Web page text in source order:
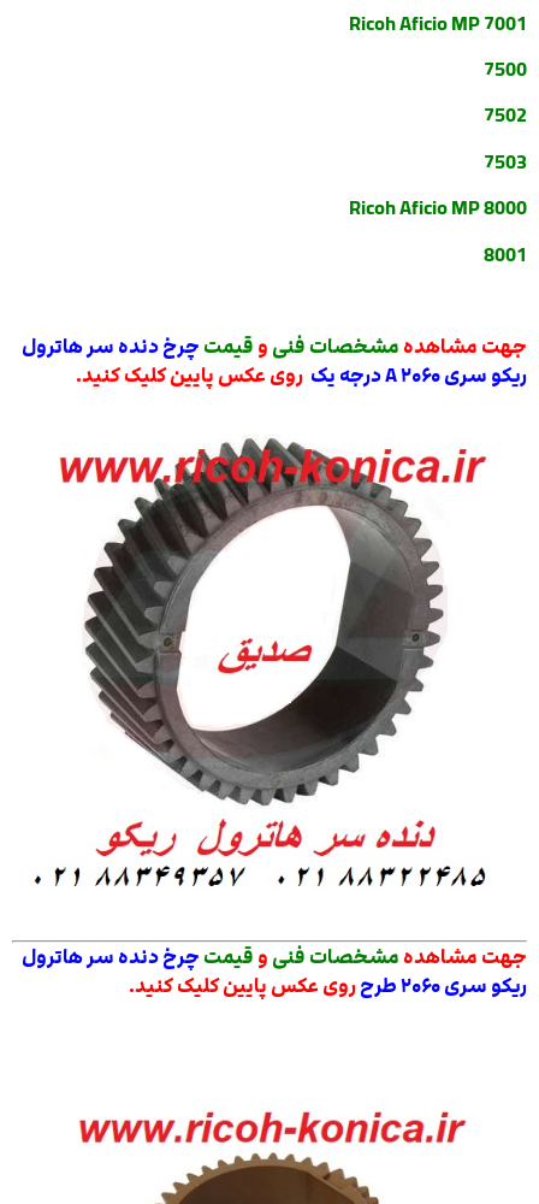
Ricoh Aficio MP 7001
7500
7502
7503
Ricoh Aficio MP 8000
8001
جهت مشاهده مشخصات فنی و قیمت چرخ دنده سر هاترول
ریکو سری ۲۰۶۰
A درجه یک روی عکس پایین کلیک کنید.
جهت مشاهده مشخصات فنی و قیمت چرخ دنده سر هاترول
ریکو سری ۲۰۶۰ طرح
روی عکس پایین کلیک کنید.